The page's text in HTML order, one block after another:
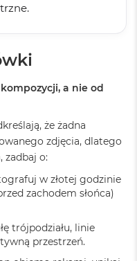
a nie od
że żadna
zdjęcia, dlatego
zadbaj o:
w złotej godzinie
zachodem słońca)
trójpodziału, linie
przestrzeń.